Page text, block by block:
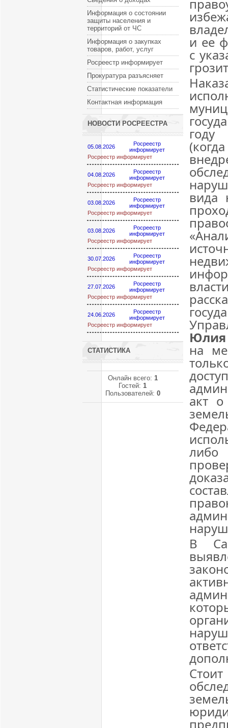
Информация о состоянии
защиты населения и
территорий от ЧС
Информация о закупках
товаров, работ, услуг
Росреестр информирует
Прокуратура разъясняет
Статистические показатели
Контактная информация
НОВОСТИ РОСРЕЕСТРА
05.08.2026
Росреестр
информирует
Росреестр информирует
04.08.2026
Росреестр
информирует
Росреестр информирует
03.08.2026
Росреестр
информирует
Росреестр информирует
03.08.2026
Росреестр
информирует
Росреестр информирует
30.07.2026
Росреестр
информирует
Росреестр информирует
27.07.2026
Росреестр
информирует
Росреестр информирует
24.06.2026
Росреестр
информирует
Росреестр информирует
СТАТИСТИКА
Онлайн всего: 1
Гостей:1
Пользователей: 0
и ее
с
году
вида
Юлия
на
акт
либо
В